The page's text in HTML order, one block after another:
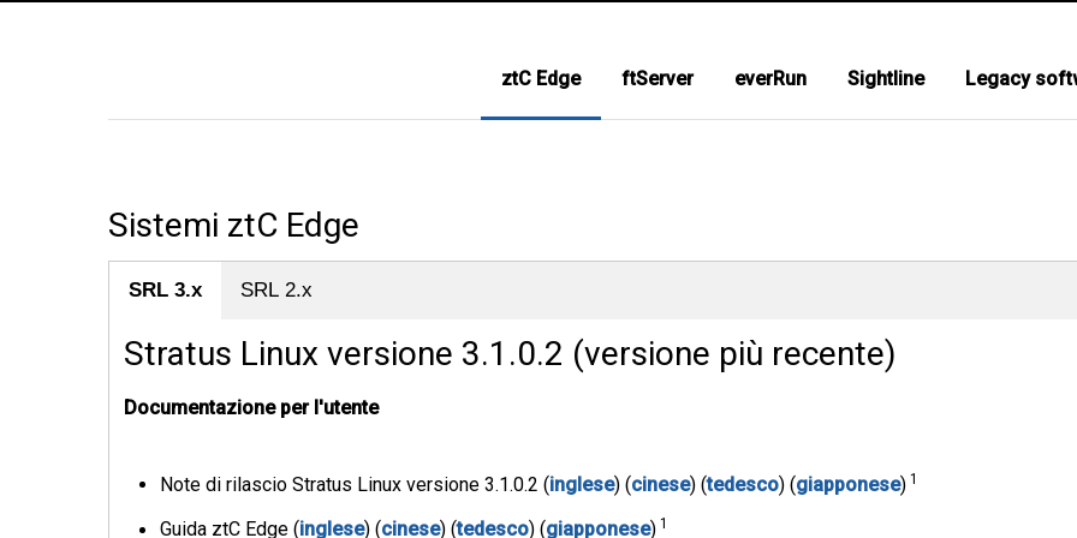
ztC Edge ftServer everRun Sightline Legacy
Sistemi ztC Edge
SRL 3.x SRL 2.x
Stratus Linux versione 3.1.0.2 (versione più recente)
Documentazione per l'utente
Note di rilascio Stratus Linux versione 3.1.0.2 (inglese) (cinese) (tedesco) (giapponese) 1
Guida ztC Edge (inglese) (cinese) (tedesco) (giapponese) 1